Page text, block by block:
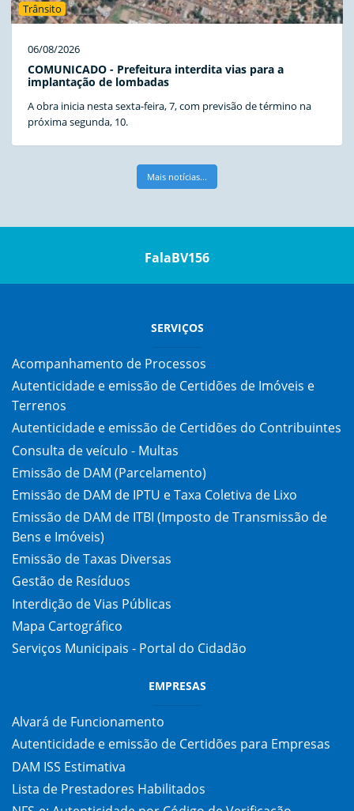
Trânsito
06/08/2026
COMUNICADO - Prefeitura interdita vias para a
implantação de lombadas
A obra inicia nesta sexta-feira, 7, com previsão de término na
próxima segunda, 10.
Mais notícias...
FalaBV156
SERVIÇOS
Acompanhamento de Processos
Autenticidade e emissão de Certidões de Imóveis e
Terrenos
Autenticidade e emissão de Certidões do Contribuintes
Consulta de veículo - Multas
Emissão de DAM (Parcelamento)
Emissão de DAM de IPTU e Taxa Coletiva de Lixo
Emissão de DAM de ITBI (Imposto de Transmissão de
Bens e Imóveis)
Emissão de Taxas Diversas
Gestão de Resíduos
Interdição de Vias Públicas
Mapa Cartográfico
Serviços Municipais - Portal do Cidadão
EMPRESAS
Alvará de Funcionamento
Autenticidade e emissão de Certidões para Empresas
DAM ISS Estimativa
Lista de Prestadores Habilitados